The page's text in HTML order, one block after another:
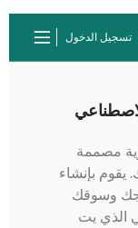
تسجيل الدخول
مصممة
يقوم بإنشاء
وسوقك
الذي يت